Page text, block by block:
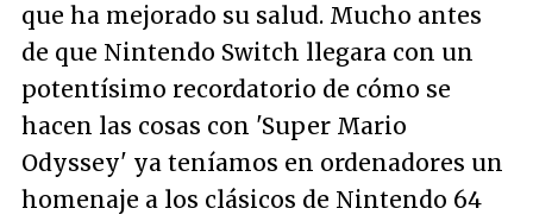
que ha mejorado su salud. Mucho antes
de que Nintendo Switch llegara con un
potentísimo recordatorio de cómo se
hacen las cosas con 'Super Mario
Odyssey' ya teníamos en ordenadores un
homenaje a los clásicos de Nintendo 64